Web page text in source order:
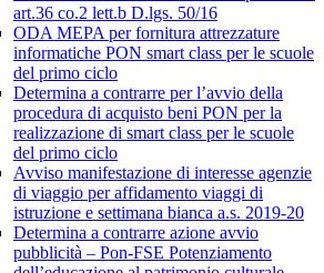
art.36 co.2 lett.b D.lgs. 50/16
ODA MEPA per fornitura attrezzature
informatiche PON smart class per le scuole
del primo ciclo
Determina a contrarre per l’avvio della
procedura di acquisto beni PON per la
realizzazione di smart class per le scuole
del primo ciclo
Avviso manifestazione di interesse agenzie
di viaggio per affidamento viaggi di
istruzione e settimana bianca a.s. 2019-20
Determina a contrarre azione avvio
pubblicità – Pon-FSE Potenziamento